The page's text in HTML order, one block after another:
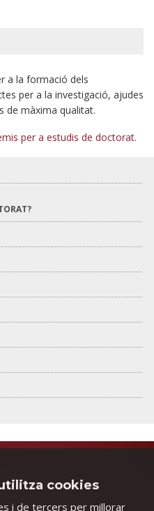
a la formació dels
per a la investigació, ajudes
de màxima qualitat.
per a estudis de doctorat.
cookies
i de tercers per millorar